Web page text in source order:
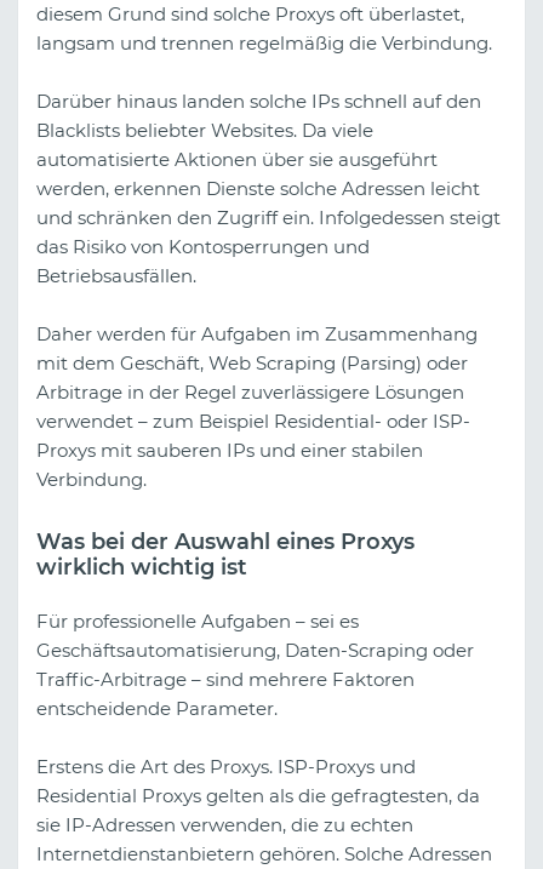
diesem Grund sind solche Proxys oft überlastet,
langsam und trennen regelmäßig die Verbindung.
Darüber hinaus landen solche IPs schnell auf den
Blacklists beliebter Websites. Da viele
automatisierte Aktionen über sie ausgeführt
werden, erkennen Dienste solche Adressen leicht
und schränken den Zugriff ein. Infolgedessen steigt
das Risiko von Kontosperrungen und
Betriebsausfällen.
Daher werden für Aufgaben im Zusammenhang
mit dem Geschäft, Web Scraping (Parsing) oder
Arbitrage in der Regel zuverlässigere Lösungen
verwendet – zum Beispiel Residential- oder ISP-
Proxys mit sauberen IPs und einer stabilen
Verbindung.
Was bei der Auswahl eines Proxys
wirklich wichtig ist
Für professionelle Aufgaben – sei es
Geschäftsautomatisierung, Daten-Scraping oder
Traffic-Arbitrage – sind mehrere Faktoren
entscheidende Parameter.
Erstens die Art des Proxys. ISP-Proxys und
Residential Proxys gelten als die gefragtesten, da
sie IP-Adressen verwenden, die zu echten
Internetdienstanbietern gehören. Solche Adressen